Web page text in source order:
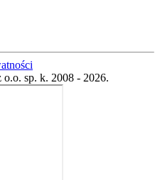
sp. k. 2008 - 2026.